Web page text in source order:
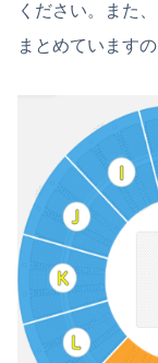
ください。また
まとめています